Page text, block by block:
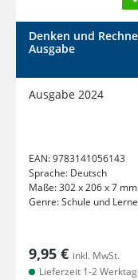
Denken und
Ausgabe
Ausgabe 2024
EAN:9783141056143
Sprache: Deutsch
Maße:302 x 206 x 7 mm
Genre:Schule und
9,95 € inkl. MwSt.
Lieferzeit 1-2